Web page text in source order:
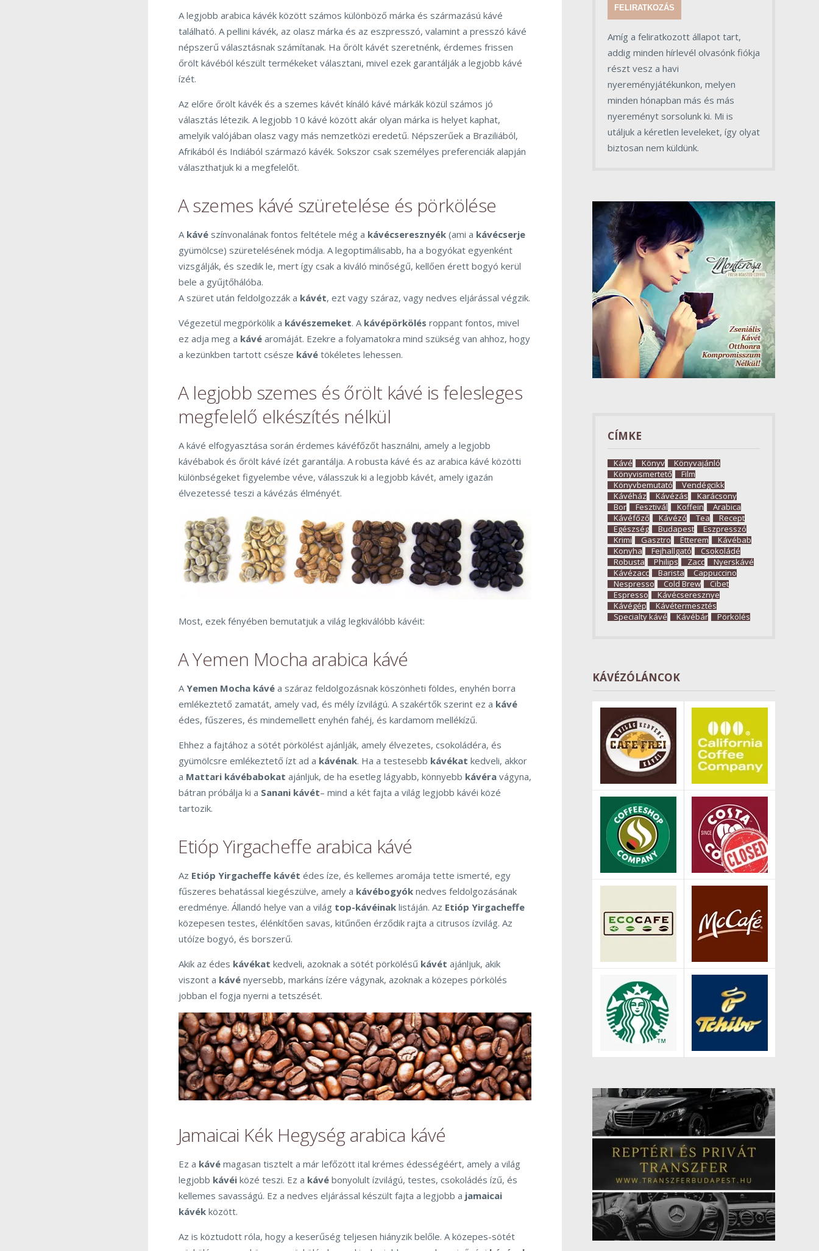
A legjobb arabica kávék között számos különböző márka és származású kávé
található. A pellini kávék, az olasz márka és az eszpresszó, valamint a presszó kávé
népszerű választásnak számítanak. Ha őrölt kávét szeretnénk, érdemes frissen
őrölt kávéból készült termékeket választani, mivel ezek garantálják a legjobb kávé
ízét.
Az előre őrölt kávék és a szemes kávét kínáló kávé márkák közül számos jó
választás létezik. A legjobb 10 kávé között akár olyan márka is helyet kaphat,
amelyik valójában olasz vagy más nemzetközi eredetű. Népszerűek a Braziliából,
Afrikából és Indiából származó kávék. Sokszor csak személyes preferenciák alapján
választhatjuk ki a megfelelőt.
A szemes kávé szüretelése és pörkölése
A kávé színvonalának fontos feltétele még a kávécseresznyék (ami a kávécserje
gyümölcse) szüretelésének módja. A legoptimálisabb, ha a bogyókat egyenként
vizsgálják, és szedik le, mert így csak a kiváló minőségű, kellően érett bogyó kerül
bele a gyűjtőhálóba.
A szüret után feldolgozzák a kávét, ezt vagy száraz, vagy nedves eljárással végzik.
Végezetül megpörkölik a kávészemeket. A kávépörkölés roppant fontos, mivel
ez adja meg a kávé aromáját. Ezekre a folyamatokra mind szükség van ahhoz, hogy
a kezünkben tartott csésze kávé tökéletes lehessen.
A legjobb szemes és őrölt kávé is felesleges
megfelelő elkészítés nélkül
A kávé elfogyasztása során érdemes kávéfőzőt használni, amely a legjobb
kávébabok és őrölt kávé ízét garantálja. A robusta kávé és az arabica kávé közötti
különbségeket figyelembe véve, válasszuk ki a legjobb kávét, amely igazán
élvezetessé teszi a kávézás élményét.
Most, ezek fényében bemutatjuk a világ legkiválóbb kávéit:
A Yemen Mocha arabica kávé
A Yemen Mocha kávé a száraz feldolgozásnak köszönheti földes, enyhén borra
emlékeztető zamatát, amely vad, és mély ízvilágú. A szakértők szerint ez a kávé
édes, fűszeres, és mindemellett enyhén fahéj, és kardamom mellékízű.
Ehhez a fajtához a sötét pörkölést ajánlják, amely élvezetes, csokoládéra, és
gyümölcsre emlékeztető ízt ad a kávénak. Ha a testesebb kávékat kedveli, akkor
a Mattari kávébabokat ajánljuk, de ha esetleg lágyabb, könnyebb kávéra vágyna,
bátran próbálja ki a Sanani kávét– mind a két fajta a világ legjobb kávéi közé
tartozik.
Etióp Yirgacheffe arabica kávé
Az Etióp Yirgacheffe kávét édes íze, és kellemes aromája tette ismerté, egy
fűszeres behatással kiegészülve, amely a kávébogyók nedves feldolgozásának
eredménye. Állandó helye van a világ top-kávéinak listáján. Az Etióp Yirgacheffe
közepesen testes, élénkítően savas, kitűnően érződik rajta a citrusos ízvilág. Az
utóíze bogyó, és borszerű.
Akik az édes kávékat kedveli, azoknak a sötét pörkölésű kávét ajánljuk, akik
viszont a kávé nyersebb, markáns ízére vágynak, azoknak a közepes pörkölés
jobban el fogja nyerni a tetszését.
Jamaicai Kék Hegység arabica kávé
Ez a kávé magasan tisztelt a már lefőzött ital krémes édességéért, amely a világ
legjobb kávéi közé teszi. Ez a kávé bonyolult ízvilágú, testes, csokoládés ízű, és
kellemes savasságú. Ez a nedves eljárással készült fajta a legjobb a jamaicai
kávék között.
Az is köztudott róla, hogy a keserűség teljesen hiányzik belőle. A közepes-sötét
FELIRATKOZÁS
Amíg a feliratkozott állapot tart,
addig minden hírlevél olvasónk fiókja
részt vesz a havi
nyereményjátékunkon, melyen
minden hónapban más és más
nyereményt sorsolunk ki. Mi is
utáljuk a kéretlen leveleket, így olyat
biztosan nem küldünk.
CÍMKE
Kávé Könyv
Könyvajánló
Könyvismertető
Film
Könyvbemutató
Vendégcikk
Kávéház
Kávézás
Karácsony
Bor
Fesztivál Koffein
Arabica
Kávéfőző
Kávézó Tea
Recept
Egészség
Budapest
Eszpresszó
Krimi
Gasztro Étterem
Kávébab
Konyha
Fejhallgató
Csokoládé
Robusta
Philips Zacc
Nyerskávé
Kávézacc
Barista
Cappuccino
Nespresso
Cold Brew
Cibet
Espresso
Kávécseresznye
Kávégép
Kávétermesztés
Specialty kávé
Kávébár Pörkölés
KÁVÉZÓLÁNCOK